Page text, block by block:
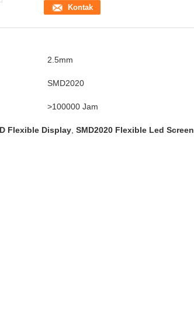
Kontak
2.5mm
SMD2020
>100000 Jam
Flexible Display SMD2020 Flexible Led Screen